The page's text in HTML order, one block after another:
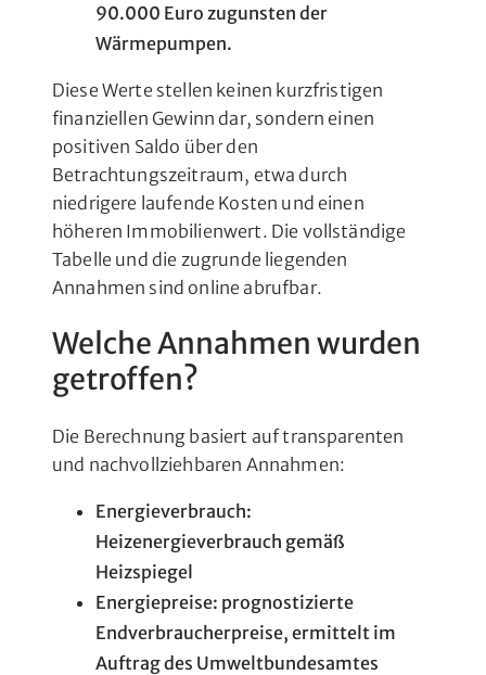
90.000 Euro zugunsten der
Wärmepumpen.
Diese Werte stellen keinen kurzfristigen
finanziellen Gewinn dar, sondern einen
positiven Saldo über den
Betrachtungszeitraum, etwa durch
niedrigere laufende Kosten und einen
höheren Immobilienwert. Die vollständige
Tabelle und die zugrunde liegenden
Annahmen sind online abrufbar.
Welche Annahmen wurden
getroffen?
Die Berechnung basiert auf transparenten
und nachvollziehbaren Annahmen:
Energieverbrauch:
Heizenergieverbrauch gemäß
Heizspiegel
Energiepreise: prognostizierte
Endverbraucherpreise, ermittelt im
Auftrag des Umweltbundesamtes